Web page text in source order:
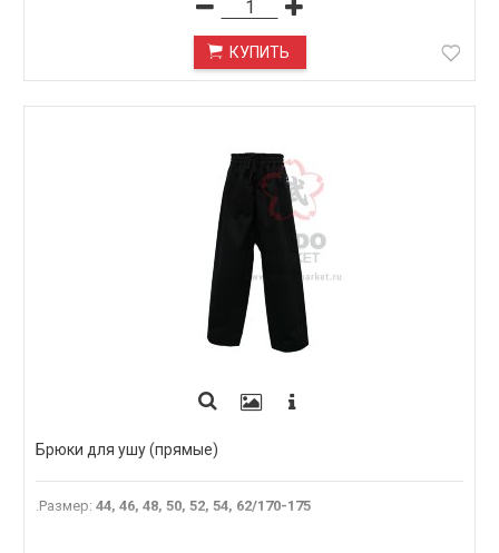
КУПИТЬ
Брюки для ушу (прямые)
.Размер: 44, 46, 48, 50, 52, 54, 62/170-175